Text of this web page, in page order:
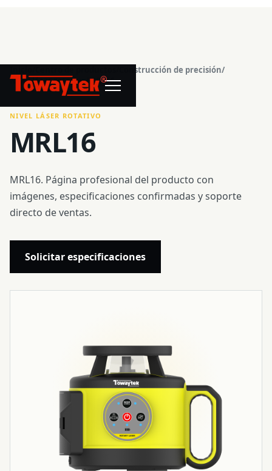
®
Construcción de precisión/
Nivel láser rotativo/MRL16
NIVEL LÁSER ROTATIVO
MRL16
MRL16. Página profesional del producto con
imágenes, especificaciones confirmadas y soporte
directo de ventas.
Solicitar especificaciones